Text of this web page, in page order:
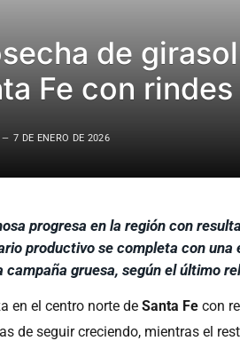
de
Fe con
7 DE ENERO DE 2026
progresa en la región con
productivo se completa con
gruesa, según el último
en el centro norte deSanta Fe con
de seguir creciendo, mientras el